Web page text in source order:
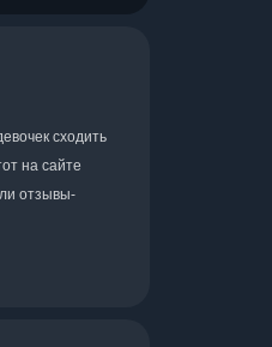
сходить
на сайте
отзывы-